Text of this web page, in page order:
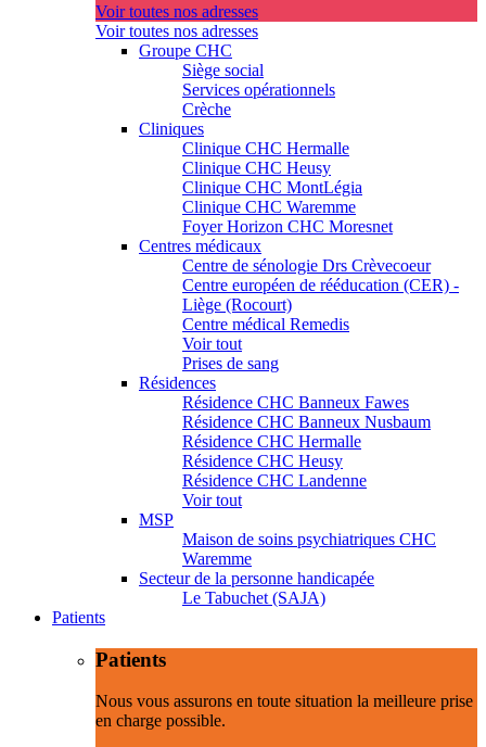
Voir toutes nos adresses
Voir toutes nos adresses
Groupe CHC
Siège social
Services opérationnels
Crèche
Cliniques
Clinique CHC Hermalle
Clinique CHC Heusy
Clinique CHC MontLégia
Clinique CHC Waremme
Foyer Horizon CHC Moresnet
Centres médicaux
Centre de sénologie Drs Crèvecoeur
Centre européen de rééducation (CER) -
Liège (Rocourt)
Centre médical Remedis
Voir tout
Prises de sang
Résidences
Résidence CHC Banneux Fawes
Résidence CHC Banneux Nusbaum
Résidence CHC Hermalle
Résidence CHC Heusy
Résidence CHC Landenne
Voir tout
MSP
Maison de soins psychiatriques CHC
Waremme
Secteur de la personne handicapée
Le Tabuchet (SAJA)
Patients
Patients
Nous vous assurons en toute situation la meilleure prise
en charge possible.